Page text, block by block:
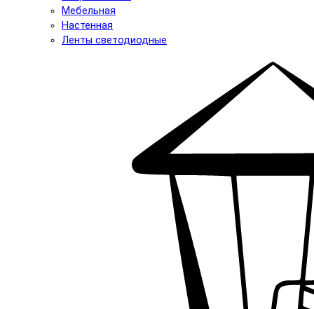
Мебельная
Настенная
Ленты светодиодные